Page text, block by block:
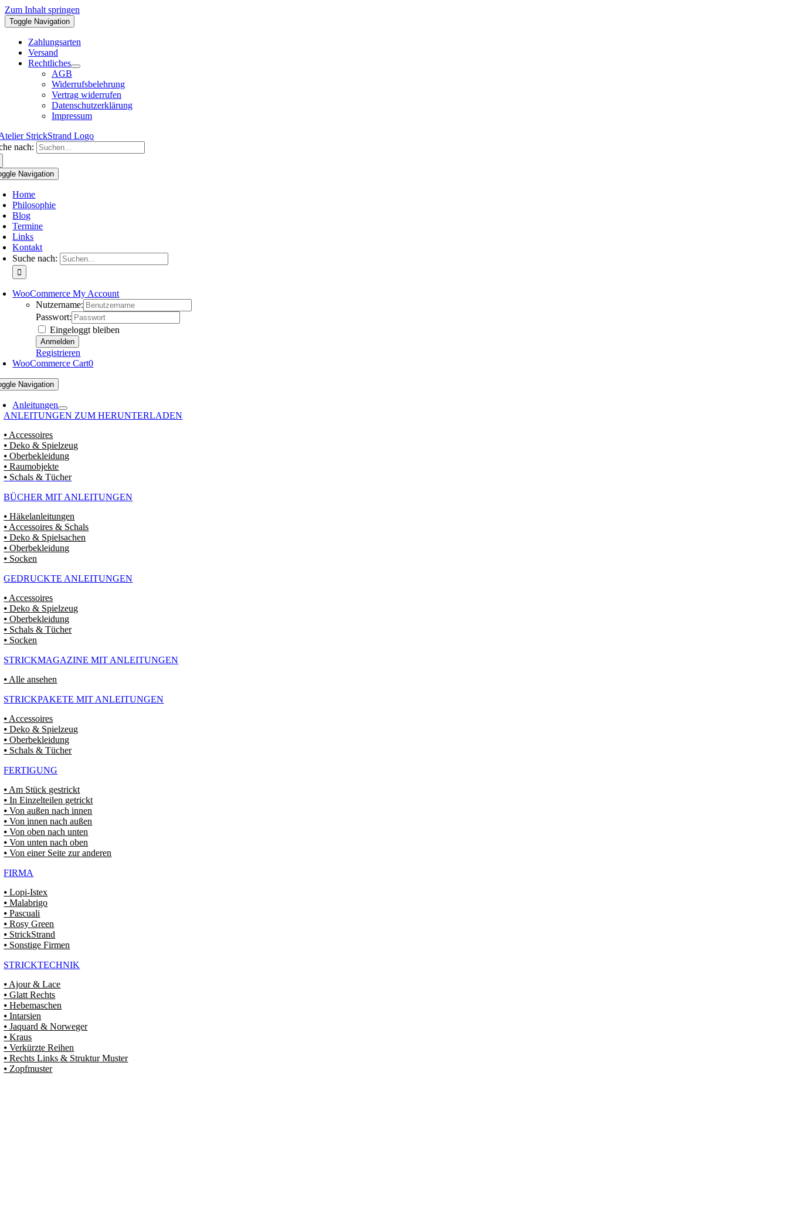
Zum Inhalt springen
Toggle Navigation
Zahlungsarten
Versand
Rechtliches
AGB
Widerrufsbelehrung
Vertrag widerrufen
Datenschutzerklärung
Impressum
nach:
Navigation
Home
Philosophie
Blog
Termine
Links
Kontakt
Suche nach:
WooCommerce My Account
Nutzername:
Passwort:
Eingeloggt bleiben
Registrieren
WooCommerce Cart0
Navigation
Anleitungen
ANLEITUNGEN ZUM HERUNTERLADEN
⦁ Accessoires
⦁ Deko & Spielzeug
⦁ Oberbekleidung
⦁ Raumobjekte
⦁ Schals & Tücher
BÜCHER MIT ANLEITUNGEN
⦁ Häkelanleitungen
⦁ Accessoires & Schals
⦁ Deko & Spielsachen
⦁ Oberbekleidung
⦁ Socken
GEDRUCKTE ANLEITUNGEN
⦁ Accessoires
⦁ Deko & Spielzeug
⦁ Oberbekleidung
⦁ Schals & Tücher
⦁ Socken
STRICKMAGAZINE MIT ANLEITUNGEN
⦁ Alle ansehen
STRICKPAKETE MIT ANLEITUNGEN
⦁ Accessoires
⦁ Deko & Spielzeug
⦁ Oberbekleidung
⦁ Schals & Tücher
FERTIGUNG
⦁ Am Stück gestrickt
⦁ In Einzelteilen getrickt
⦁ Von außen nach innen
⦁ Von innen nach außen
⦁ Von oben nach unten
⦁ Von unten nach oben
⦁ Von einer Seite zur anderen
FIRMA
⦁ Lopi-Istex
⦁ Malabrigo
⦁ Pascuali
⦁ Rosy Green
⦁ StrickStrand
⦁ Sonstige Firmen
STRICKTECHNIK
⦁ Ajour & Lace
⦁ Glatt Rechts
⦁ Hebemaschen
⦁ Intarsien
⦁ Jaquard & Norweger
⦁ Kraus
⦁ Verkürzte Reihen
⦁ Rechts Links & Struktur Muster
⦁ Zopfmuster